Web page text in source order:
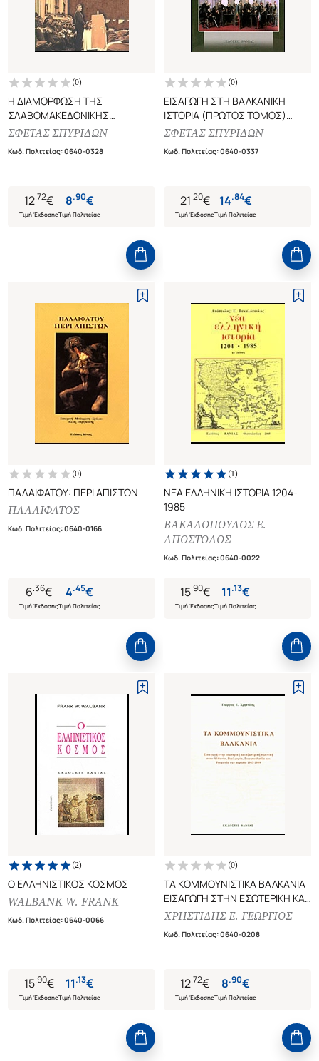
(0)
Η ΔΙΑΜΟΡΦΩΣΗ ΤΗΣ
ΣΛΑΒΟΜΑΚΕΔΟΝΙΚΗΣ
ΤΑΥΤΟΤΗΤΑΣ
ΣΦΕΤΑΣ ΣΠΥΡΙΔΩΝ
Κωδ. Πολιτείας:0640-0328
12.72€
Τιμή Έκδοσης
8.90€
Τιμή Πολιτείας
(0)
ΕΙΣΑΓΩΓΗ ΣΤΗ ΒΑΛΚΑΝΙΚΗ
ΙΣΤΟΡΙΑ (ΠΡΩΤΟΣ ΤΟΜΟΣ)
ΑΠΟ ΤΗΝ ΟΘΩΜΑΝΙΚΗ
ΜΕΧΡΙ ΤΟΝ ΠΡΩΤΟ ΠΑΓΚΟΣΜΙΟ
ΣΦΕΤΑΣ ΣΠΥΡΙΔΩΝ
Κωδ. Πολιτείας:0640-0337
21.20€
Τιμή Έκδοσης
14.84€
Τιμή Πολιτείας
(0)
ΠΑΛΑΙΦΑΤΟΥ: ΠΕΡΙ ΑΠΙΣΤΩΝ
ΠΑΛΑΙΦΑΤΟΣ
Κωδ. Πολιτείας:0640-0166
6.36€
Τιμή Έκδοσης
4.45€
Τιμή Πολιτείας
(1)
ΝΕΑ ΕΛΛΗΝΙΚΗ ΙΣΤΟΡΙΑ 1204-
1985
ΒΑΚΑΛΟΠΟΥΛΟΣ Ε.
ΑΠΟΣΤΟΛΟΣ
Κωδ. Πολιτείας:0640-0022
15.90€
Τιμή Έκδοσης
11.13€
Τιμή Πολιτείας
(2)
Ο ΕΛΛΗΝΙΣΤΙΚΟΣ ΚΟΣΜΟΣ
WALBANK W. FRANK
Κωδ. Πολιτείας:0640-0066
15.90€
Τιμή Έκδοσης
11.13€
Τιμή Πολιτείας
(0)
ΤΑ ΚΟΜΜΟΥΝΙΣΤΙΚΑ ΒΑΛΚΑΝΙΑ
ΕΙΣΑΓΩΓΗ ΣΤΗΝ ΕΣΩΤΕΡΙΚΗ ΚΑΙ
ΕΞΩΤΕΡΙΚΗ ΠΟΛΙΤΙΚΗ ΣΤΗΝ
ΓΙΟΥΓΚΟΣΛΑΒΙΑ ΚΑΙ ΡΟΥΜΑΝΙΑ
ΧΡΗΣΤΙΔΗΣ Ε. ΓΕΩΡΓΙΟΣ
Κωδ. Πολιτείας:0640-0208
12.72€
Τιμή Έκδοσης
8.90€
Τιμή Πολιτείας